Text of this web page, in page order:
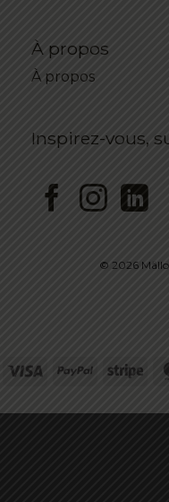
À propos
À propos
Inspirez-vous,
© 2026
Visa PayPal